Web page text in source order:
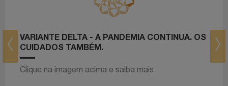
VARIANTE DELTA - A PANDEMIA CONTINUA. OS
CUIDADOS TAMBÉM.
Clique na imagem acima e saiba mais